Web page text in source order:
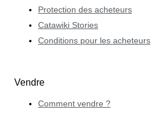
Protection des acheteurs
Catawiki Stories
Conditions pour les acheteurs
Vendre
Comment vendre ?